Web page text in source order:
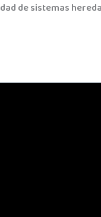
de sistemas